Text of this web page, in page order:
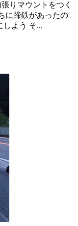
りマウントをつく
に蹄鉄があったの
しよう そ...